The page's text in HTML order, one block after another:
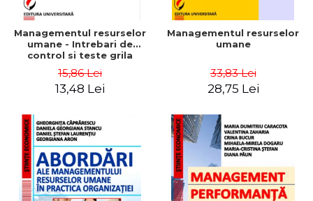
Managementul resurselor
umane - Intrebari de
control si teste grila
15,86 Lei
13,48 Lei
Managementul resurselor
umane
33,83 Lei
28,75 Lei